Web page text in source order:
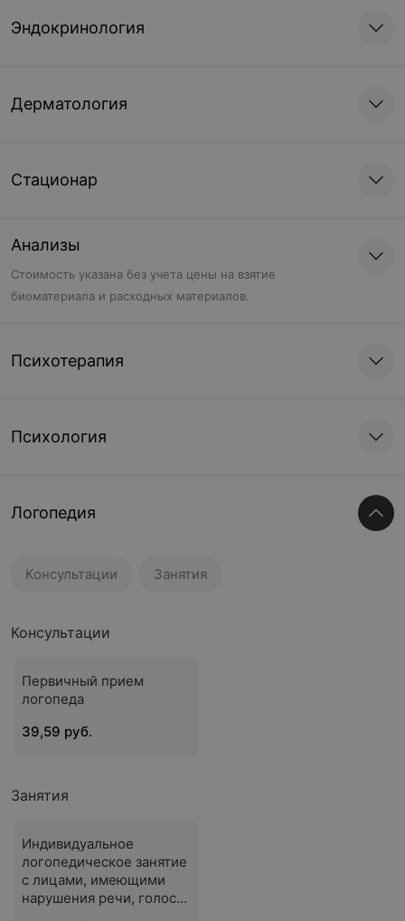
Эндокринология
Дерматология
Стационар
Анализы
Cтоимость указана без учета цены на взятие
биоматериала и расходных материалов.
Психотерапия
Психология
Логопедия
Консультации Занятия
Консультации
Первичный прием
логопеда
39,59 руб.
Занятия
Индивидуальное
логопедическое занятие
с лицами, имеющими
нарушения речи, голоса